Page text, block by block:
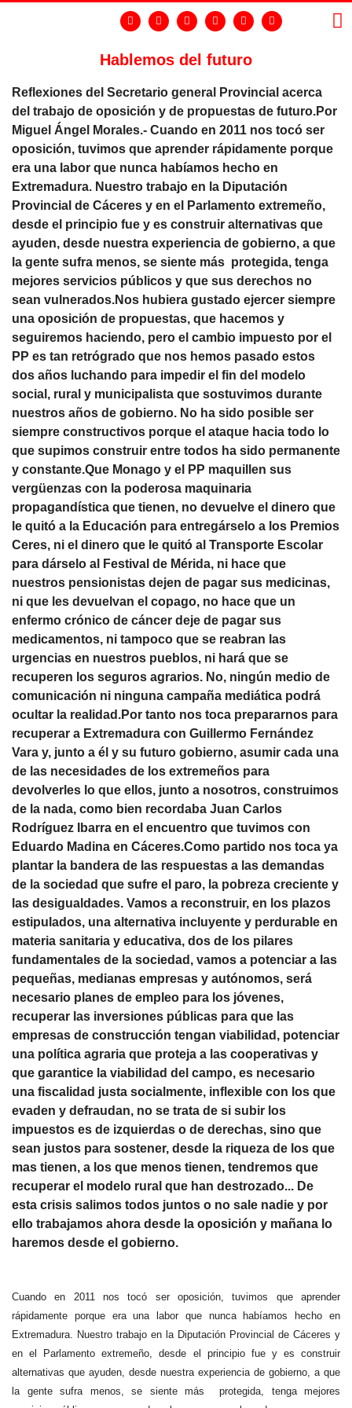
Hablemos del futuro
Reflexiones del Secretario general Provincial acerca
del trabajo de oposición y de propuestas de futuro.Por
Miguel Ángel Morales.- Cuando en 2011 nos tocó ser
oposición, tuvimos que aprender rápidamente porque
era una labor que nunca habíamos hecho en
Extremadura. Nuestro trabajo en la Diputación
Provincial de Cáceres y en el Parlamento extremeño,
desde el principio fue y es construir alternativas que
ayuden, desde nuestra experiencia de gobierno, a que
la gente sufra menos, se siente más protegida, tenga
mejores servicios públicos y que sus derechos no
sean vulnerados.Nos hubiera gustado ejercer siempre
una oposición de propuestas, que hacemos y
seguiremos haciendo, pero el cambio impuesto por el
PP es tan retrógrado que nos hemos pasado estos
dos años luchando para impedir el fin del modelo
social, rural y municipalista que sostuvimos durante
nuestros años de gobierno. No ha sido posible ser
siempre constructivos porque el ataque hacia todo lo
que supimos construir entre todos ha sido permanente
y constante.Que Monago y el PP maquillen sus
vergüenzas con la poderosa maquinaria
propagandística que tienen, no devuelve el dinero que
le quitó a la Educación para entregárselo a los Premios
Ceres, ni el dinero que le quitó al Transporte Escolar
para dárselo al Festival de Mérida, ni hace que
nuestros pensionistas dejen de pagar sus medicinas,
ni que les devuelvan el copago, no hace que un
enfermo crónico de cáncer deje de pagar sus
medicamentos, ni tampoco que se reabran las
urgencias en nuestros pueblos, ni hará que se
recuperen los seguros agrarios. No, ningún medio de
comunicación ni ninguna campaña mediática podrá
ocultar la realidad.Por tanto nos toca prepararnos para
recuperar a Extremadura con Guillermo Fernández
Vara y, junto a él y su futuro gobierno, asumir cada una
de las necesidades de los extremeños para
devolverles lo que ellos, junto a nosotros, construimos
de la nada, como bien recordaba Juan Carlos
Rodríguez Ibarra en el encuentro que tuvimos con
Eduardo Madina en Cáceres.Como partido nos toca ya
plantar la bandera de las respuestas a las demandas
de la sociedad que sufre el paro, la pobreza creciente y
las desigualdades. Vamos a reconstruir, en los plazos
estipulados, una alternativa incluyente y perdurable en
materia sanitaria y educativa, dos de los pilares
fundamentales de la sociedad, vamos a potenciar a las
pequeñas, medianas empresas y autónomos, será
necesario planes de empleo para los jóvenes,
recuperar las inversiones públicas para que las
empresas de construcción tengan viabilidad, potenciar
una política agraria que proteja a las cooperativas y
que garantice la viabilidad del campo, es necesario
una fiscalidad justa socialmente, inflexible con los que
evaden y defraudan, no se trata de si subir los
impuestos es de izquierdas o de derechas, sino que
sean justos para sostener, desde la riqueza de los que
mas tienen, a los que menos tienen, tendremos que
recuperar el modelo rural que han destrozado... De
esta crisis salimos todos juntos o no sale nadie y por
ello trabajamos ahora desde la oposición y mañana lo
haremos desde el gobierno.
Cuando en 2011 nos tocó ser oposición, tuvimos que aprender
rápidamente porque era una labor que nunca habíamos hecho en
Extremadura. Nuestro trabajo en la Diputación Provincial de Cáceres y
en el Parlamento extremeño, desde el principio fue y es construir
alternativas que ayuden, desde nuestra experiencia de gobierno, a que
la gente sufra menos, se siente más protegida, tenga mejores